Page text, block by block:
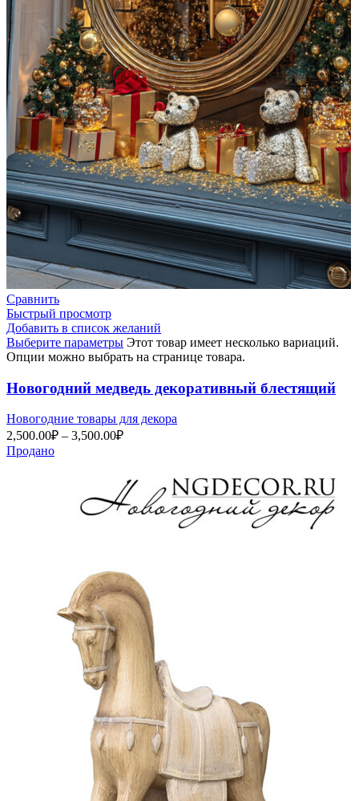
Сравнить
Быстрый просмотр
Добавить в список желаний
Выберите параметры Этот товар имеет несколько вариаций.
Опции можно выбрать на странице товара.
Новогодний медведь декоративный блестящий
Новогодние товары для декора
2,500.00₽ – 3,500.00₽
Продано